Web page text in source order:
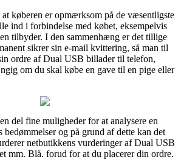
køberen er opmærksom på de væsentligste
ind i forbindelse med købet, eksempelvis
tilbyder. I den sammenhæng er det tillige
sikrer sin e-mail kvittering, så man til
ordre af Dual USB billader til telefon,
om du skal købe en gave til en pige eller
del fine muligheder for at analysere en
og på grund af dette kan det
netbutikkens vurderinger af Dual USB
mm. Blå. forud for at du placerer din ordre.